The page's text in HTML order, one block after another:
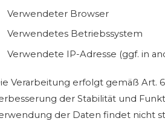
Verwendeter Browser
Verwendetes Betriebssystem
Verwendete IP-Adresse (ggf. in
Verarbeitung erfolgt gemäß Art.
der Stabilität und
der Daten findet nicht